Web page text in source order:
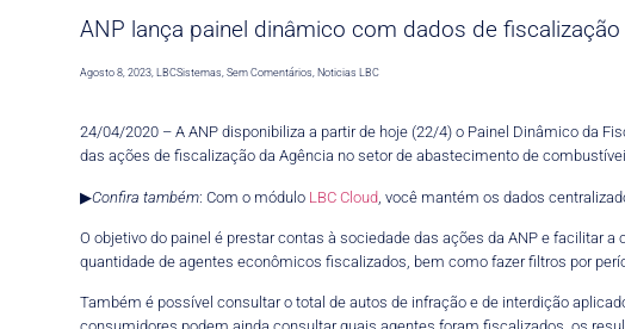
ANP lança painel dinâmico com dados de
Agosto 8, 2023 ,LBCSistemas Sem Comentários Noticias LBC
24/04/2020 – A ANP disponibiliza a partir de hoje (22/4) o Painel Dinâmico da
das ações de fiscalização da Agência no setor de abastecimento de
▶Confira também: Com o módulo LBC Cloud , você mantém os dados
O objetivo do painel é prestar contas à sociedade das ações da ANP e facilitar
quantidade de agentes econômicos fiscalizados, bem como fazer filtros por
Também é possível consultar o total de autos de infração e de interdição